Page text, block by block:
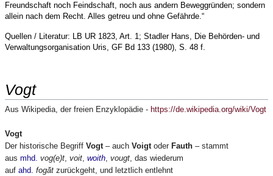
Freundschaft noch Feindschaft, noch aus andern Beweggründen; sondern
allein nach dem Recht. Alles getreu und ohne Gefährde.“
Quellen / Literatur: LB UR 1823, Art. 1; Stadler Hans, Die Behörden- und
Verwaltungsorganisation Uris, GF Bd 133 (1980), S. 48 f.
Vogt
Aus Wikipedia, der freien Enzyklopädie - https://de.wikipedia.org/wiki/Vogt
Vogt
Der historische Begriff Vogt– auch Voigtoder Fauth – stammt
aus mhd. vog(e)t, voit, woith, vougt, das wiederum
auf ahd. fogā̌t zurückgeht, und letztlich entlehnt